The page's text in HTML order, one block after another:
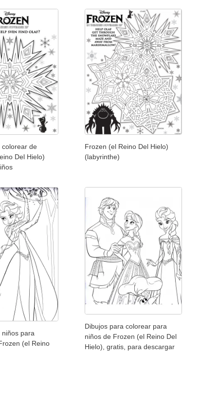
colorear de
Del Hielo)
Frozen (el Reino Del Hielo)
(labyrinthe)
para
(el Reino
Dibujos para colorear para
niños de Frozen (el Reino Del
Hielo), gratis, para descargar